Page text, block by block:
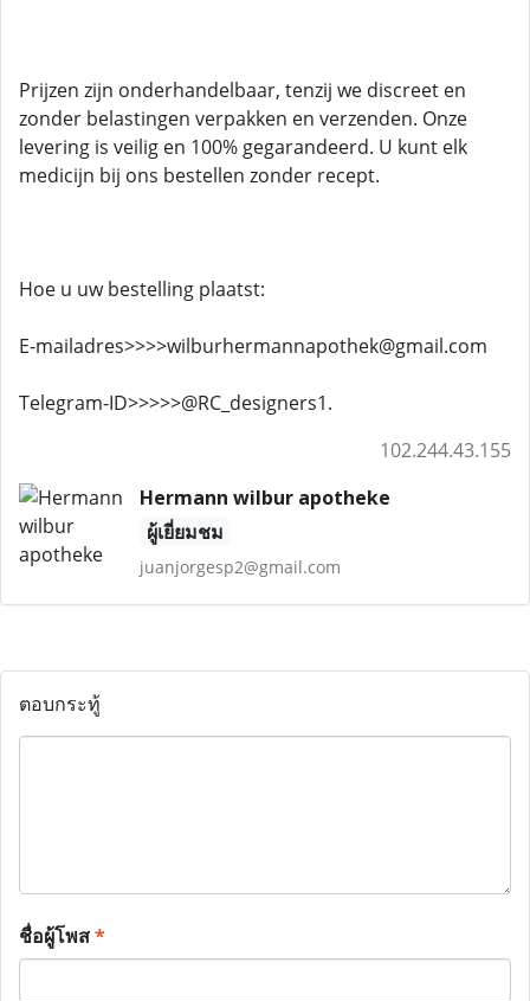
Prijzen zijn onderhandelbaar, tenzij we discreet en
zonder belastingen verpakken en verzenden. Onze
levering is veilig en 100% gegarandeerd. U kunt elk
medicijn bij ons bestellen zonder recept.
Hoe u uw bestelling plaatst:
E-mailadres>>>>wilburhermannapothek@gmail.com
Telegram-ID>>>>>@RC_designers1.
102.244.43.155
Hermann wilbur apotheke
ผู้เยี่ยมชม
juanjorgesp2@gmail.com
ตอบกระทู้
ชื่อผู้โพส*